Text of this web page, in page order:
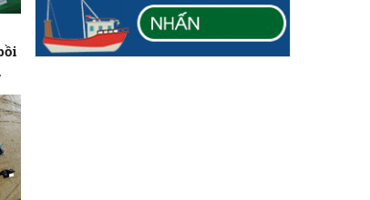
II